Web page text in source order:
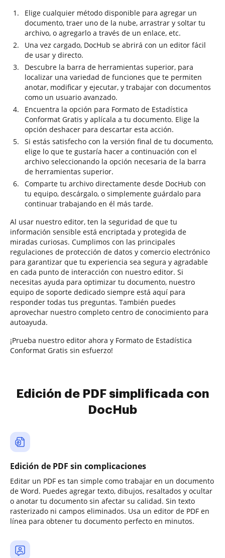
Elige cualquier método disponible para agregar un
documento, traer uno de la nube, arrastrar y soltar tu
archivo, o agregarlo a través de un enlace, etc.
Una vez cargado, DocHub se abrirá con un editor fácil
de usar y directo.
Descubre la barra de herramientas superior, para
localizar una variedad de funciones que te permiten
anotar, modificar y ejecutar, y trabajar con documentos
como un usuario avanzado.
Encuentra la opción para Formato de Estadística
Conformat Gratis y aplícala a tu documento. Elige la
opción deshacer para descartar esta acción.
Si estás satisfecho con la versión final de tu documento,
elige lo que te gustaría hacer a continuación con el
archivo seleccionando la opción necesaria de la barra
de herramientas superior.
Comparte tu archivo directamente desde DocHub con
tu equipo, descárgalo, o simplemente guárdalo para
continuar trabajando en él más tarde.
Al usar nuestro editor, ten la seguridad de que tu
información sensible está encriptada y protegida de
miradas curiosas. Cumplimos con las principales
regulaciones de protección de datos y comercio electrónico
para garantizar que tu experiencia sea segura y agradable
en cada punto de interacción con nuestro editor. Si
necesitas ayuda para optimizar tu documento, nuestro
equipo de soporte dedicado siempre está aquí para
responder todas tus preguntas. También puedes
aprovechar nuestro completo centro de conocimiento para
autoayuda.
¡Prueba nuestro editor ahora y Formato de Estadística
Conformat Gratis sin esfuerzo!
Edición de PDF simplificada con
DocHub
Edición de PDF sin complicaciones
Editar un PDF es tan simple como trabajar en un documento
de Word. Puedes agregar texto, dibujos, resaltados y ocultar
o anotar tu documento sin afectar su calidad. Sin texto
rasterizado ni campos eliminados. Usa un editor de PDF en
línea para obtener tu documento perfecto en minutos.